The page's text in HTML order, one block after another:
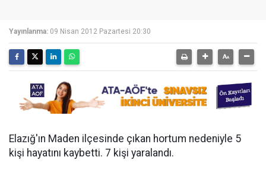
Yayınlanma: 09 Nisan 2012 Pazartesi 20:30
Elazığ'ın Maden ilçesinde çıkan hortum nedeniyle 5
kişi hayatını kaybetti. 7 kişi yaralandı.